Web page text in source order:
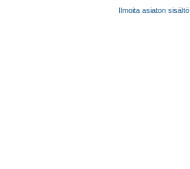
Ilmoita asiaton sisältö